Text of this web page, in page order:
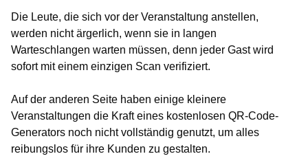
Die Leute, die sich vor der Veranstaltung anstellen,
werden nicht ärgerlich, wenn sie in langen
Warteschlangen warten müssen, denn jeder Gast wird
sofort mit einem einzigen Scan verifiziert.
Auf der anderen Seite haben einige kleinere
Veranstaltungen die Kraft eines kostenlosen QR-Code-
Generators noch nicht vollständig genutzt, um alles
reibungslos für ihre Kunden zu gestalten.